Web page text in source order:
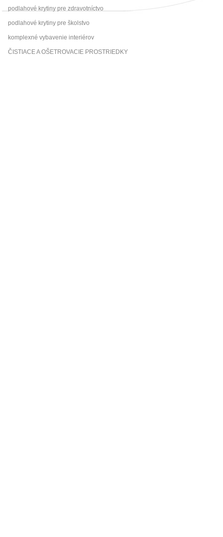
podlahové krytiny pre zdravotníctvo
podlahové krytiny pre školstvo
komplexné vybavenie interiérov
ČISTIACE A OŠETROVACIE PROSTRIEDKY